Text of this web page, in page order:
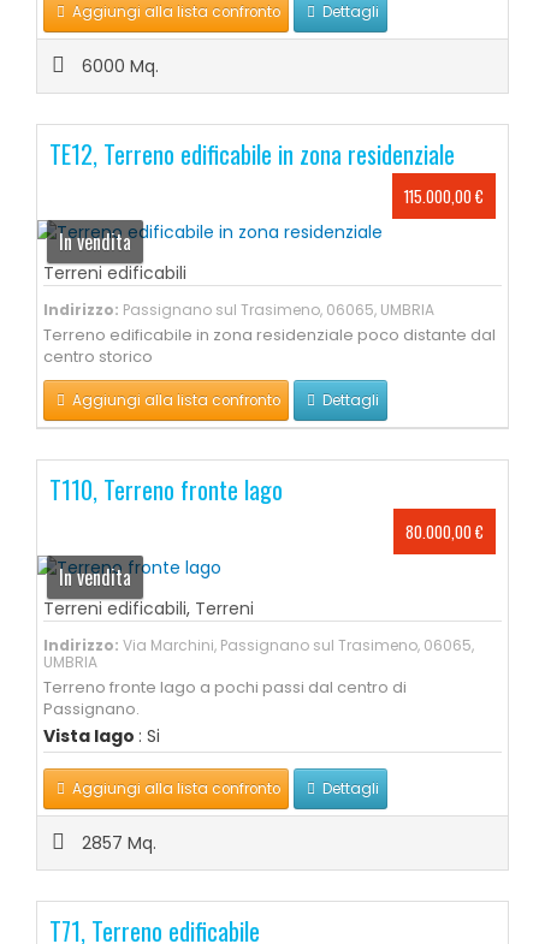
Aggiungi alla lista confronto Dettagli
6000 Mq.
TE12, Terreno edificabile in zona residenziale
115.000,00 €
In vendita
Terreni edificabili
Indirizzo: Passignano sul Trasimeno, 06065, UMBRIA
Terreno edificabile in zona residenziale poco distante dal
centro storico
Aggiungi alla lista confronto Dettagli
T110, Terreno fronte lago
80.000,00 €
In vendita
Terreni edificabili, Terreni
Indirizzo: Via Marchini, Passignano sul Trasimeno, 06065,
UMBRIA
Terreno fronte lago a pochi passi dal centro di
Passignano.
Vista lago : Si
Aggiungi alla lista confronto Dettagli
2857 Mq.
T71, Terreno edificabile